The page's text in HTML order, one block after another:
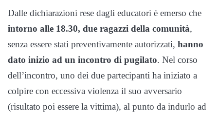
Dalle dichiarazioni rese dagli educatori è emerso che
intorno alle 18.30, due ragazzi della comunità,
senza essere stati preventivamente autorizzati, hanno
dato inizio ad un incontro di pugilato. Nel corso
dell’incontro, uno dei due partecipanti ha iniziato a
colpire con eccessiva violenza il suo avversario
(risultato poi essere la vittima), al punto da indurlo ad